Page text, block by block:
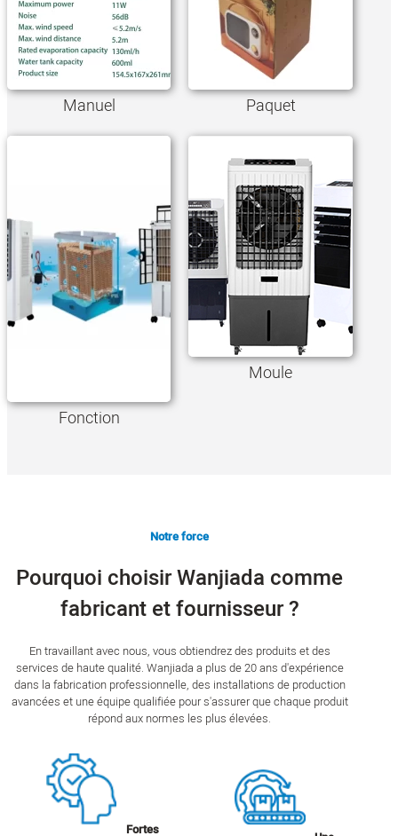
Manuel Paquet
Fonction
Moule
Notre force
Pourquoi choisir Wanjiada comme
fabricant et fournisseur ?
En travaillant avec nous, vous obtiendrez des produits et des
services de haute qualité. Wanjiada a plus de 20 ans d'expérience
dans la fabrication professionnelle, des installations de production
avancées et une équipe qualifiée pour s'assurer que chaque produit
répond aux normes les plus élevées.
Fortes